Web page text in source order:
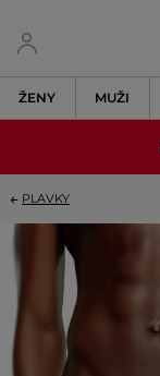
ŽENY MUŽI
PLAVKY